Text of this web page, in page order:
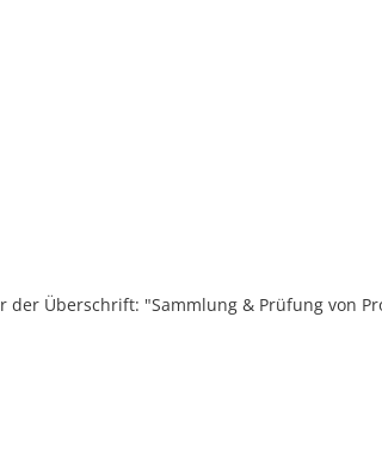
Überschrift: "Sammlung & Prüfung von